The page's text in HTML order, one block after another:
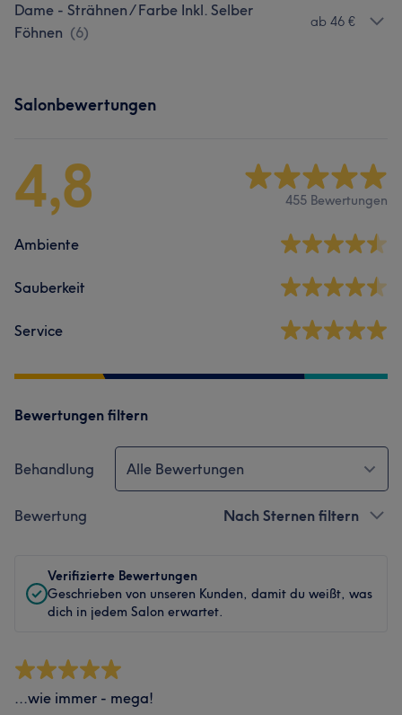
Dame - Strähnen / Farbe Inkl. Selber
Föhnen (6)
ab 46 €
Salonbewertungen
4,8 455 Bewertungen
Ambiente
Sauberkeit
Service
Bewertungen filtern
Behandlung Alle Bewertungen
Bewertung Nach Sternen filtern
Verifizierte Bewertungen
Geschrieben von unseren Kunden, damit du weißt, was
dich in jedem Salon erwartet.
...wie immer - mega!